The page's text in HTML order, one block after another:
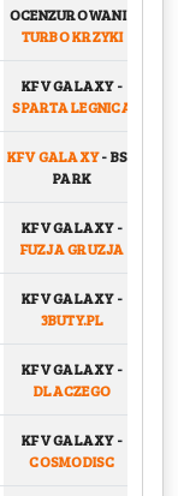
OCENZUROWANI-
TURBO KRZYKI
KFV GALAXY-
SPARTA LEGNICA
KFV GALAXY-BSK
PARK
KFV GALAXY-
FUZJA GRUZJA
KFV GALAXY-
3BUTY.PL
KFV GALAXY-
DLACZEGO
KFV GALAXY-
COSMODISC